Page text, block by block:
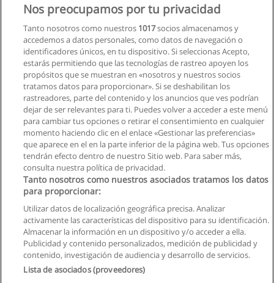
Licencias de Riesgos Eléctricos
CORFOPYM
Solicita información
Seguridad y Prevención de Riesgos Laborales
Corporación Internacional de Educación Superior CIIDECO
Solicita información
Privacidad de datos
Contactar con Educaedu
Copyright © Educaedu Business S.L. - CIF : B-95610580: -
Nos preocupamos por tu privacidad
Tanto nosotros como nuestros 1017socios almacenamos y
accedemos a datos personales, como datos de navegación o
identificadores únicos, en tu dispositivo. Si seleccionas Acepto,
estarás permitiendo que las tecnologías de rastreo apoyen los
propósitos que se muestran en «nosotros y nuestros socios
tratamos datos para proporcionar». Si se deshabilitan los
rastreadores, parte del contenido y los anuncios que ves podrían
dejar de ser relevantes para ti. Puedes volver a acceder a este menú
para cambiar tus opciones o retirar el consentimiento en cualquier
momento haciendo clic en el enlace «Gestionar las preferencias»
que aparece en el en la parte inferior de la página web. Tus opciones
tendrán efecto dentro de nuestro Sitio web. Para saber más,
consulta nuestra política de privacidad.
Tanto nosotros como nuestros asociados tratamos los datos
para proporcionar:
Utilizar datos de localización geográfica precisa. Analizar
activamente las características del dispositivo para su identificación.
Almacenar la información en un dispositivo y/o acceder a ella.
Publicidad y contenido personalizados, medición de publicidad y
contenido, investigación de audiencia y desarrollo de servicios.
Lista de asociados (proveedores)